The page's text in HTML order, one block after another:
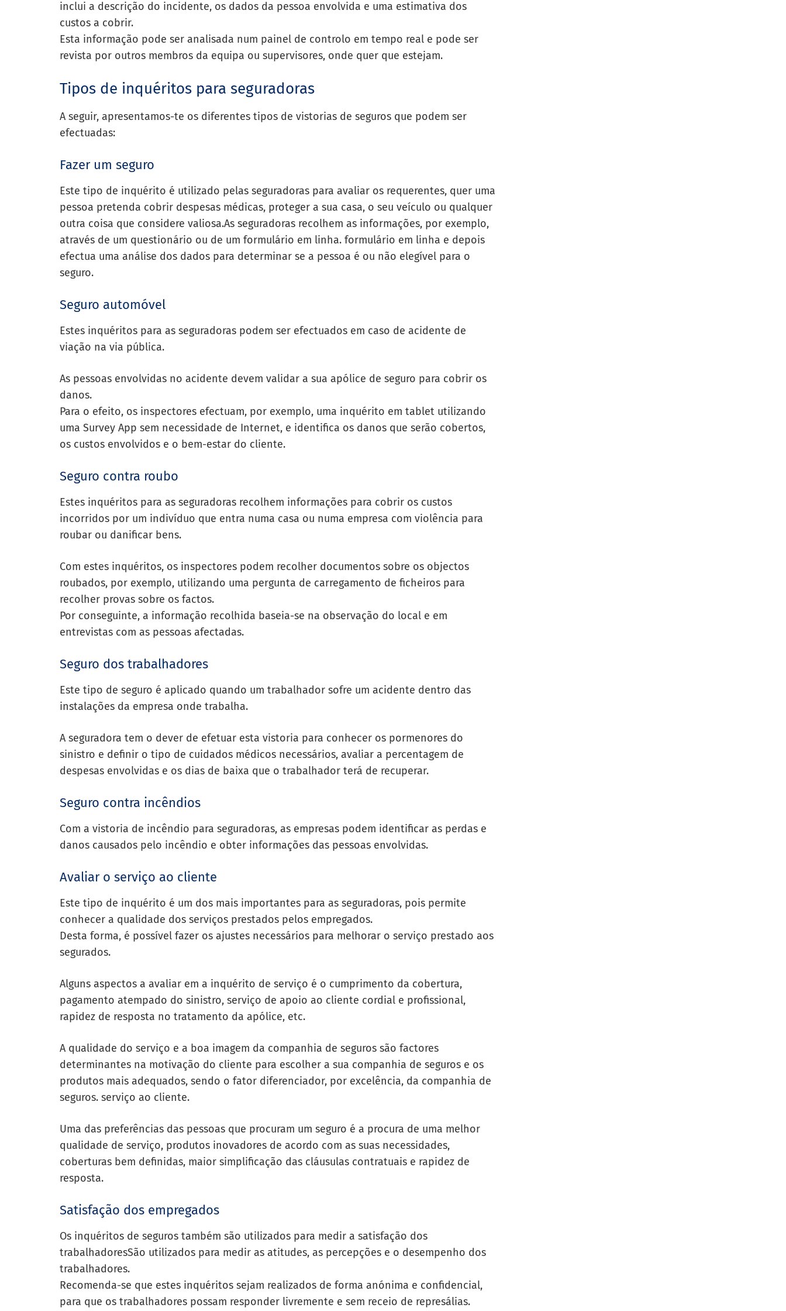
inclui a descrição do incidente, os dados da pessoa envolvida e uma estimativa dos
custos a cobrir.
Esta informação pode ser analisada num painel de controlo em tempo real e pode ser
revista por outros membros da equipa ou supervisores, onde quer que estejam.
Tipos de inquéritos para seguradoras
A seguir, apresentamos-te os diferentes tipos de vistorias de seguros que podem ser
efectuadas:
Fazer um seguro
Este tipo de inquérito é utilizado pelas seguradoras para avaliar os requerentes, quer uma
pessoa pretenda cobrir despesas médicas, proteger a sua casa, o seu veículo ou qualquer
outra coisa que considere valiosa.As seguradoras recolhem as informações, por exemplo,
através de um questionário ou de um formulário em linha. formulário em linha e depois
efectua uma análise dos dados para determinar se a pessoa é ou não elegível para o
seguro.
Seguro automóvel
Estes inquéritos para as seguradoras podem ser efectuados em caso de acidente de
viação na via pública.
As pessoas envolvidas no acidente devem validar a sua apólice de seguro para cobrir os
danos.
Para o efeito, os inspectores efectuam, por exemplo, uma inquérito em tablet utilizando
uma Survey App sem necessidade de Internet, e identifica os danos que serão cobertos,
os custos envolvidos e o bem-estar do cliente.
Seguro contra roubo
Estes inquéritos para as seguradoras recolhem informações para cobrir os custos
incorridos por um indivíduo que entra numa casa ou numa empresa com violência para
roubar ou danificar bens.
Com estes inquéritos, os inspectores podem recolher documentos sobre os objectos
roubados, por exemplo, utilizando uma pergunta de carregamento de ficheiros para
recolher provas sobre os factos.
Por conseguinte, a informação recolhida baseia-se na observação do local e em
entrevistas com as pessoas afectadas.
Seguro dos trabalhadores
Este tipo de seguro é aplicado quando um trabalhador sofre um acidente dentro das
instalações da empresa onde trabalha.
A seguradora tem o dever de efetuar esta vistoria para conhecer os pormenores do
sinistro e definir o tipo de cuidados médicos necessários, avaliar a percentagem de
despesas envolvidas e os dias de baixa que o trabalhador terá de recuperar.
Seguro contra incêndios
Com a vistoria de incêndio para seguradoras, as empresas podem identificar as perdas e
danos causados pelo incêndio e obter informações das pessoas envolvidas.
Avaliar o serviço ao cliente
Este tipo de inquérito é um dos mais importantes para as seguradoras, pois permite
conhecer a qualidade dos serviços prestados pelos empregados.
Desta forma, é possível fazer os ajustes necessários para melhorar o serviço prestado aos
segurados.
Alguns aspectos a avaliar em a inquérito de serviço é o cumprimento da cobertura,
pagamento atempado do sinistro, serviço de apoio ao cliente cordial e profissional,
rapidez de resposta no tratamento da apólice, etc.
A qualidade do serviço e a boa imagem da companhia de seguros são factores
determinantes na motivação do cliente para escolher a sua companhia de seguros e os
produtos mais adequados, sendo o fator diferenciador, por excelência, da companhia de
seguros. serviço ao cliente.
Uma das preferências das pessoas que procuram um seguro é a procura de uma melhor
qualidade de serviço, produtos inovadores de acordo com as suas necessidades,
coberturas bem definidas, maior simplificação das cláusulas contratuais e rapidez de
resposta.
Satisfação dos empregados
Os inquéritos de seguros também são utilizados para medir a satisfação dos
trabalhadoresSão utilizados para medir as atitudes, as percepções e o desempenho dos
trabalhadores.
Recomenda-se que estes inquéritos sejam realizados de forma anónima e confidencial,
para que os trabalhadores possam responder livremente e sem receio de represálias.